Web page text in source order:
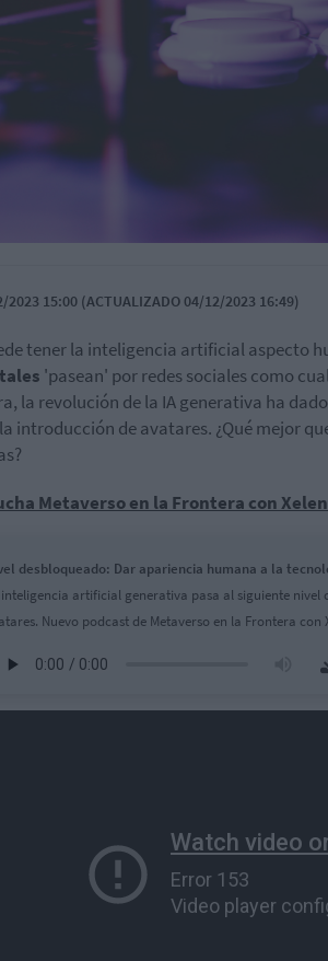
2023 15:00 (ACTUALIZADO 04/12/2023 16:49)
tener la inteligencia artificial aspecto
'pasean' por redes sociales como
la revolución de la IA generativa ha
introducción de avatares. ¿Qué mejor
Metaverso en la Frontera con
desbloqueado: Dar apariencia humana a la
inteligencia artificial generativa pasa al siguiente nivel
Nuevo podcast de Metaverso en la Frontera con